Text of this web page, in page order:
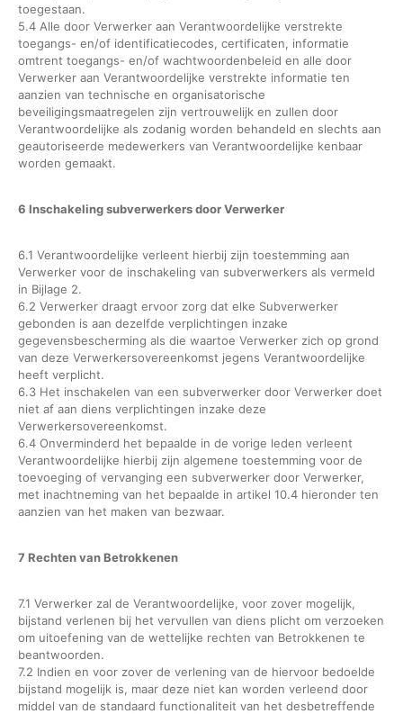
toegestaan.
5.4 Alle door Verwerker aan Verantwoordelijke verstrekte
toegangs- en/of identificatiecodes, certificaten, informatie
omtrent toegangs- en/of wachtwoordenbeleid en alle door
Verwerker aan Verantwoordelijke verstrekte informatie ten
aanzien van technische en organisatorische
beveiligingsmaatregelen zijn vertrouwelijk en zullen door
Verantwoordelijke als zodanig worden behandeld en slechts aan
geautoriseerde medewerkers van Verantwoordelijke kenbaar
worden gemaakt.
6 Inschakeling subverwerkers door Verwerker
6.1 Verantwoordelijke verleent hierbij zijn toestemming aan
Verwerker voor de inschakeling van subverwerkers als vermeld
in Bijlage 2.
6.2 Verwerker draagt ervoor zorg dat elke Subverwerker
gebonden is aan dezelfde verplichtingen inzake
gegevensbescherming als die waartoe Verwerker zich op grond
van deze Verwerkersovereenkomst jegens Verantwoordelijke
heeft verplicht.
6.3 Het inschakelen van een subverwerker door Verwerker doet
niet af aan diens verplichtingen inzake deze
Verwerkersovereenkomst.
6.4 Onverminderd het bepaalde in de vorige leden verleent
Verantwoordelijke hierbij zijn algemene toestemming voor de
toevoeging of vervanging een subverwerker door Verwerker,
met inachtneming van het bepaalde in artikel 10.4 hieronder ten
aanzien van het maken van bezwaar.
7 Rechten van Betrokkenen
7.1 Verwerker zal de Verantwoordelijke, voor zover mogelijk,
bijstand verlenen bij het vervullen van diens plicht om verzoeken
om uitoefening van de wettelijke rechten van Betrokkenen te
beantwoorden.
7.2 Indien en voor zover de verlening van de hiervoor bedoelde
bijstand mogelijk is, maar deze niet kan worden verleend door
middel van de standaard functionaliteit van het desbetreffende